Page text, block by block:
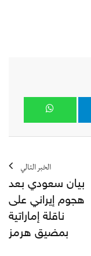
الخبر التالي
بيان سعودي بعد
هجوم إيراني على
ناقلة إماراتية
بمضيق هرمز